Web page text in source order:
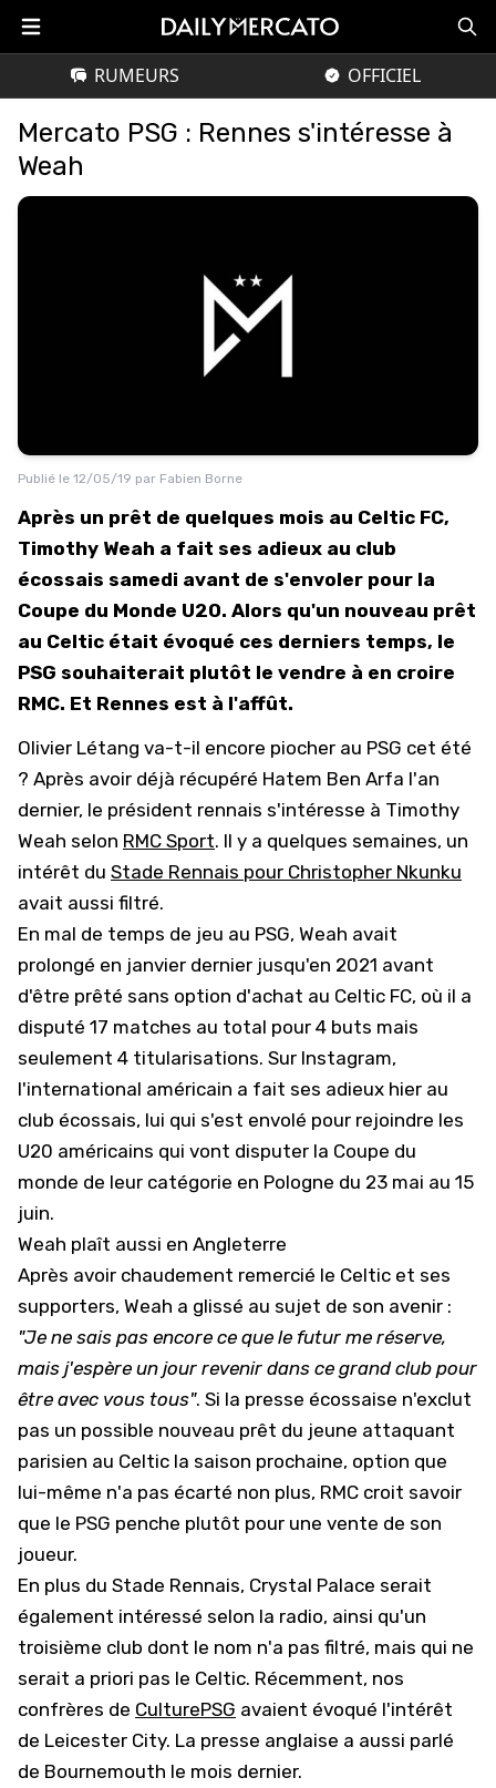
RUMEURS OFFICIEL
Mercato PSG : Rennes s'intéresse à
Weah
Publié le 12/05/19 par Fabien Borne
Après un prêt de quelques mois au Celtic FC,
Timothy Weah a fait ses adieux au club
écossais samedi avant de s'envoler pour la
Coupe du Monde U20. Alors qu'un nouveau prêt
au Celtic était évoqué ces derniers temps, le
PSG souhaiterait plutôt le vendre à en croire
RMC. Et Rennes est à l'affût.
Olivier Létang va-t-il encore piocher au PSG cet été
? Après avoir déjà récupéré Hatem Ben Arfa l'an
dernier, le président rennais s'intéresse à Timothy
Weah selon RMC Sport. Il y a quelques semaines, un
intérêt du Stade Rennais pour Christopher Nkunku
avait aussi filtré.
En mal de temps de jeu au PSG, Weah avait
prolongé en janvier dernier jusqu'en 2021 avant
d'être prêté sans option d'achat au Celtic FC, où il a
disputé 17 matches au total pour 4 buts mais
seulement 4 titularisations. Sur Instagram,
l'international américain a fait ses adieux hier au
club écossais, lui qui s'est envolé pour rejoindre les
U20 américains qui vont disputer la Coupe du
monde de leur catégorie en Pologne du 23 mai au 15
juin.
Weah plaît aussi en Angleterre
Après avoir chaudement remercié le Celtic et ses
supporters, Weah a glissé au sujet de son avenir :
"Je ne sais pas encore ce que le futur me réserve,
mais j'espère un jour revenir dans ce grand club pour
être avec vous tous". Si la presse écossaise n'exclut
pas un possible nouveau prêt du jeune attaquant
parisien au Celtic la saison prochaine, option que
lui-même n'a pas écarté non plus, RMC croit savoir
que le PSG penche plutôt pour une vente de son
joueur.
En plus du Stade Rennais, Crystal Palace serait
également intéressé selon la radio, ainsi qu'un
troisième club dont le nom n'a pas filtré, mais qui ne
serait a priori pas le Celtic. Récemment, nos
confrères de CulturePSG avaient évoqué l'intérêt
de Leicester City. La presse anglaise a aussi parlé
de Bournemouth le mois dernier.